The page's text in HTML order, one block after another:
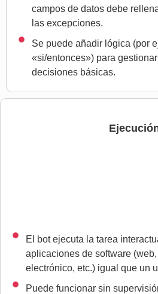
campos de datos debe
las excepciones.
Se puede añadir lógica (por
«si/entonces») para
decisiones básicas.
El bot ejecuta la tarea
aplicaciones de software
electrónico, etc.) igual que un
Puede funcionar sin